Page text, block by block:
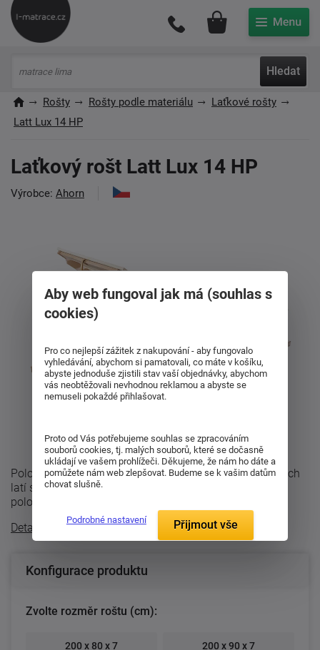
Hledat
Můj účet
Rošty Rošty podle materiálu
Laťkové rošty
Latt Lux 14 HP
Laťkový rošt Latt Lux 14 HP
Výrobce: Ahorn
Polohovatelný a odolný rošt Latt Lux 14 HP ze smrkových
latí s úložným prostorem a přístupem od nohou. Díky
polohování hlavy (H) zajišťuje ...
Detailní popis
Konfigurace produktu
Zvolte rozměr roštu (cm):
200 x 80 x 7
200 x 90 x 7
Aby web fungoval jak má (souhlas s
cookies)
Pro co nejlepší zážitek z nakupování - aby fungovalo
vyhledávání, abychom si pamatovali, co máte v košíku,
abyste jednoduše zjistili stav vaší objednávky, abychom
vás neobtěžovali nevhodnou reklamou a abyste se
nemuseli pokaždé přihlašovat.
Proto od Vás potřebujeme souhlas se zpracováním
souborů cookies, tj. malých souborů, které se dočasně
ukládají ve vašem prohlížeči. Děkujeme, že nám ho dáte a
pomůžete nám web zlepšovat. Budeme se k vašim datům
chovat slušně.
Podrobné nastavení Přijmout vše